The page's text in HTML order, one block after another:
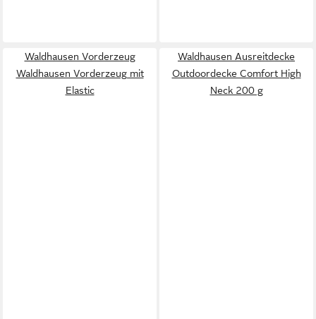
Waldhausen Vorderzeug
Waldhausen Vorderzeug mit
Elastic
Waldhausen Ausreitdecke
Outdoordecke Comfort High
Neck 200 g